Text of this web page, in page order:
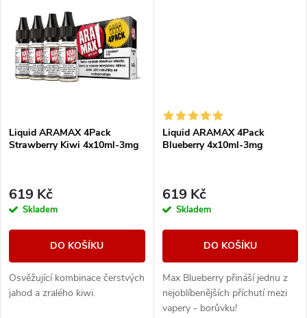
ů
ů
Liquid ARAMAX 4Pack
Strawberry Kiwi 4x10ml-3mg
619 Kč
Skladem
DO KOŠÍKU
Osvěžující kombinace čerstvých
jahod a zralého kiwi.
Liquid ARAMAX 4Pack
Blueberry 4x10ml-3mg
619 Kč
Skladem
DO KOŠÍKU
Max Blueberry přináší jednu z
nejoblíbenějších příchutí mezi
vapery - borůvku!